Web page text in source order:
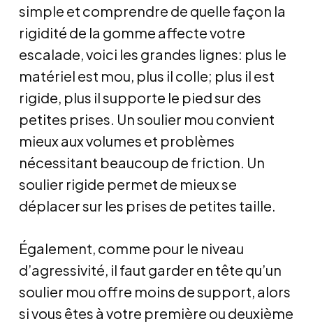
simple et comprendre de quelle façon la
rigidité de la gomme affecte votre
escalade, voici les grandes lignes: plus le
matériel est mou, plus il colle; plus il est
rigide, plus il supporte le pied sur des
petites prises. Un soulier mou convient
mieux aux volumes et problèmes
nécessitant beaucoup de friction. Un
soulier rigide permet de mieux se
déplacer sur les prises de petites taille.
Également, comme pour le niveau
d’agressivité, il faut garder en tête qu’un
soulier mou offre moins de support, alors
si vous êtes à votre première ou deuxième